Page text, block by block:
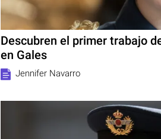
Descubren el primer trabajo
en Gales
Jennifer Navarro